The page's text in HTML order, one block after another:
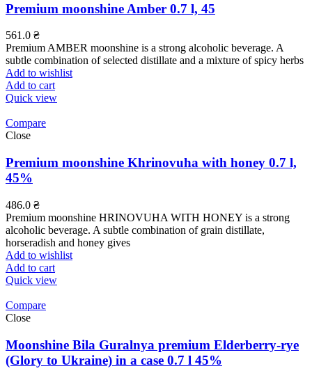
Premium moonshine Amber 0.7 l, 45
561.0 ₴
Premium AMBER moonshine is a strong alcoholic beverage. A
subtle combination of selected distillate and a mixture of spicy herbs
Add to wishlist
Add to cart
Quick view
Compare
Close
Premium moonshine Khrinovuha with honey 0.7 l,
45%
486.0 ₴
Premium moonshine HRINOVUHA WITH HONEY is a strong
alcoholic beverage. A subtle combination of grain distillate,
horseradish and honey gives
Add to wishlist
Add to cart
Quick view
Compare
Close
Moonshine Bila Guralnya premium Elderberry-rye
(Glory to Ukraine) in a case 0.7 l 45%